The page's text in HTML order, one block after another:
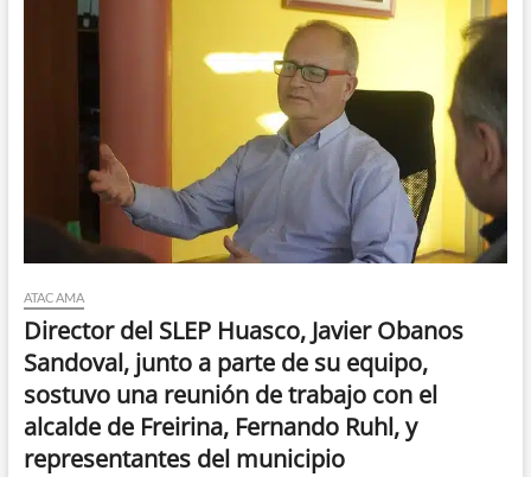
ATACAMA
Director del SLEP Huasco, Javier Obanos
Sandoval, junto a parte de su equipo,
sostuvo una reunión de trabajo con el
alcalde de Freirina, Fernando Ruhl, y
representantes del municipio